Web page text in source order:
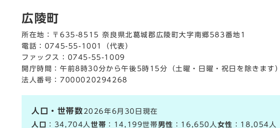
広陵町
所在地：〒635-8515 奈良県北葛城郡広陵町大字南郷583番地1
電話： 0745-55-1001
（代表）
ファックス：0745-55-1009
開庁時間：午前8時30分から午後5時15分（土曜・日曜・祝日を除きます）
法人番号：7000020294268
人口・世帯数 2026年6月30日現在
人口
：34,704人世帯 ：14,199世帯男性 ：16,650人 女性 ：18,054人